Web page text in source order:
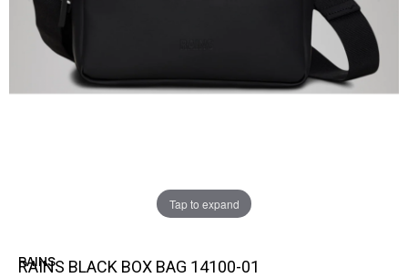
Tap to expand
RAINS
RAINS BLACK BOX BAG 14100-01